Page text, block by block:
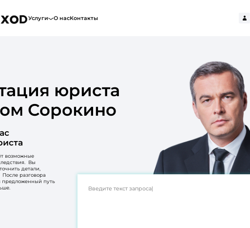
Услуги О насКонтакты
юриста
Сорокино
возможные
Вы
детали,
разговора
предложенный путь